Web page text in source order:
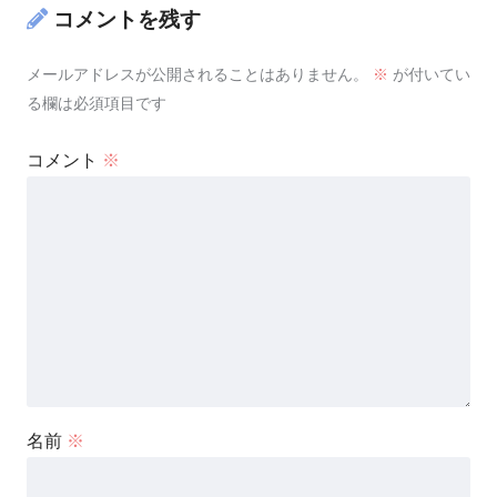
コメントを残す
メールアドレスが公開されることはありません。 ※ が付いてい
る欄は必須項目です
コメント ※
名前 ※